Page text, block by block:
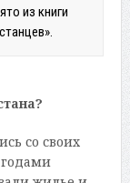
из книги
со своих